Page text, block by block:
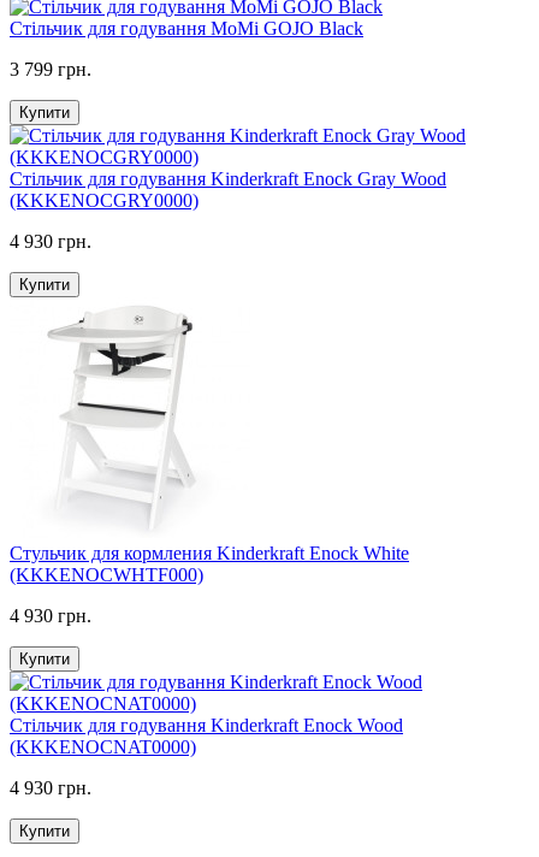
Стільчик для годування MoMi GOJO Black
3 799 грн.
Купити
Стільчик для годування Kinderkraft Enock Gray Wood
(KKKENOCGRY0000)
4 930 грн.
Купити
Стульчик для кормления Kinderkraft Enock White
(KKKENOCWHTF000)
4 930 грн.
Купити
Стільчик для годування Kinderkraft Enock Wood
(KKKENOCNAT0000)
4 930 грн.
Купити